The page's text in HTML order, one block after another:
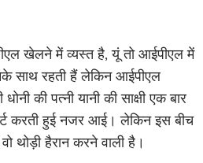
खेलने में व्यस्त है, यूं तो आईपीएल में
साथ रहती हैं लेकिन आईपीएल
की पत्नी यानी की साक्षी एक बार
करती हुई नजर आई। लेकिन इस बीच
थोड़ी हैरान करने वाली है।